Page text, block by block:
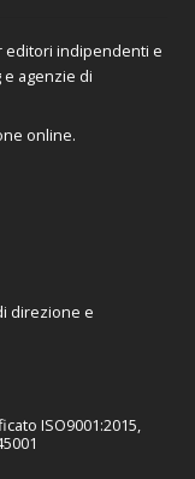
editori indipendenti e
agenzie di
online.
direzione e
ISO9001:2015,